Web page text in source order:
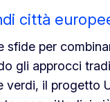
città
sfide per
gli approcci
verdi, il progetto